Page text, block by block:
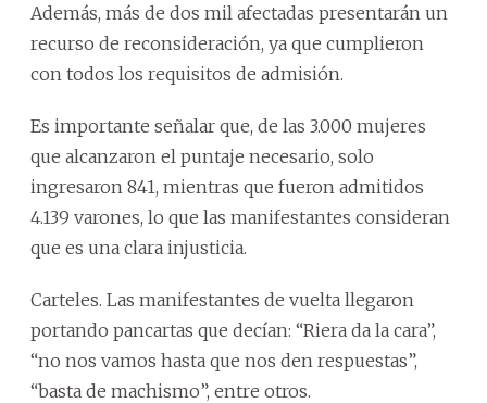
Además, más de dos mil afectadas presentarán un
recurso de reconsideración, ya que cumplieron
con todos los requisitos de admisión.
Es importante señalar que, de las 3.000 mujeres
que alcanzaron el puntaje necesario, solo
ingresaron 841, mientras que fueron admitidos
4.139 varones, lo que las manifestantes consideran
que es una clara injusticia.
Carteles. Las manifestantes de vuelta llegaron
portando pancartas que decían: “Riera da la cara”,
“no nos vamos hasta que nos den respuestas”,
“basta de machismo”, entre otros.